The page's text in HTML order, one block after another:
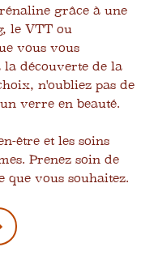
grâce à une
le VTT ou
vous vous
découverte de la
n'oubliez pas de
verre en beauté.
être et les soins
Prenez soin de
que vous souhaitez.